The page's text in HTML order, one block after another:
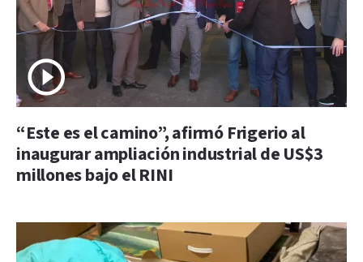
“Este es el camino”, afirmó Frigerio al
inaugurar ampliación industrial de US$3
millones bajo el RINI